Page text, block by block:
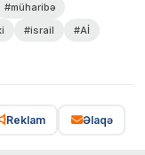
#müharibə
#israil
#Aİ
Reklam Əlaqə